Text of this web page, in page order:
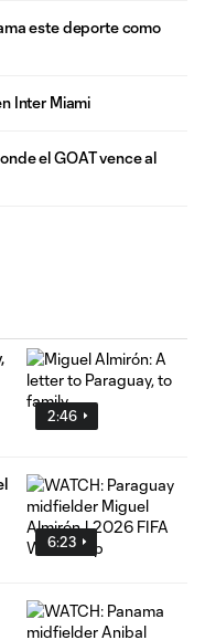
este deporte como
Inter Miami
el GOAT vence al
2:46
6:23